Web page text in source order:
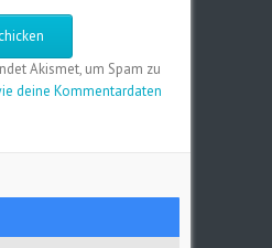
Akismet, um Spam zu
deine Kommentardaten